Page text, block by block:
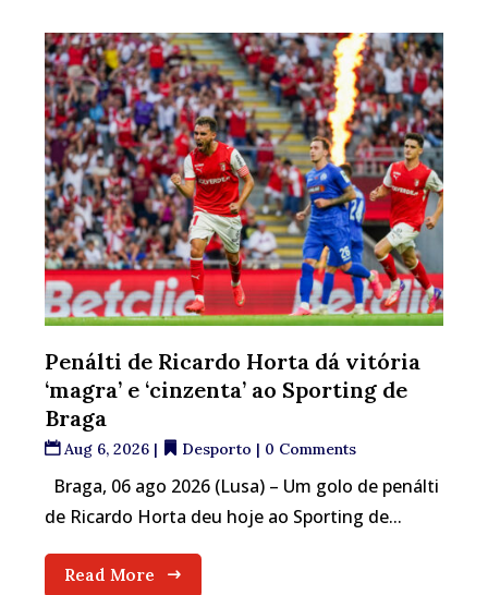
Penálti de Ricardo Horta dá vitória
‘magra’ e ‘cinzenta’ ao Sporting de
Braga
Aug 6, 2026 | Desporto | 0 Comments
Braga, 06 ago 2026 (Lusa) – Um golo de penálti
de Ricardo Horta deu hoje ao Sporting de...
Read More